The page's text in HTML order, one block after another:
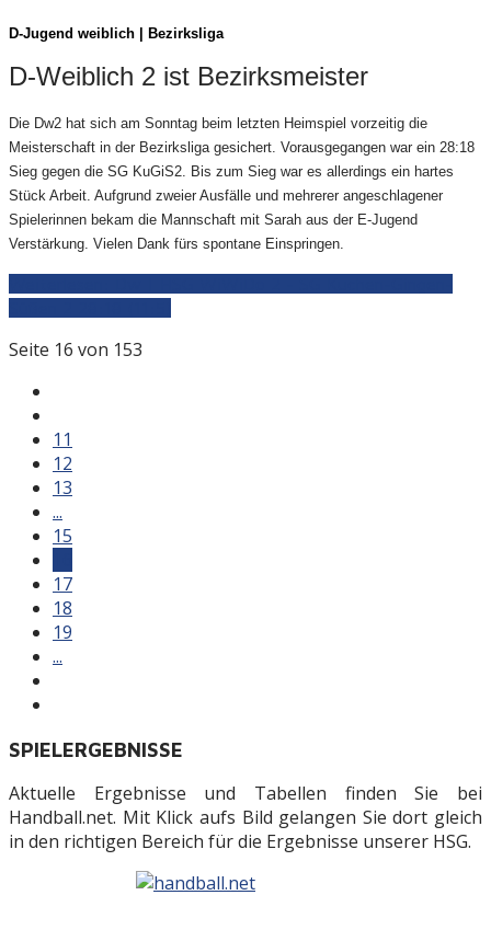
D-Jugend weiblich | Bezirksliga
D-Weiblich 2 ist Bezirksmeister
Die Dw2 hat sich am Sonntag beim letzten Heimspiel vorzeitig die
Meisterschaft in der Bezirksliga gesichert. Vorausgegangen war ein 28:18
Sieg gegen die SG KuGiS2. Bis zum Sieg war es allerdings ein hartes
Stück Arbeit. Aufgrund zweier Ausfälle und mehrerer angeschlagener
Spielerinnen bekam die Mannschaft mit Sarah aus der E-Jugend
Verstärkung. Vielen Dank fürs spontane Einspringen.
Seite 16 von 153
11
12
13
...
15
17
18
19
...
SPIELERGEBNISSE
Aktuelle Ergebnisse und Tabellen finden Sie bei
Handball.net. Mit Klick aufs Bild gelangen Sie dort gleich
in den richtigen Bereich für die Ergebnisse unserer HSG.